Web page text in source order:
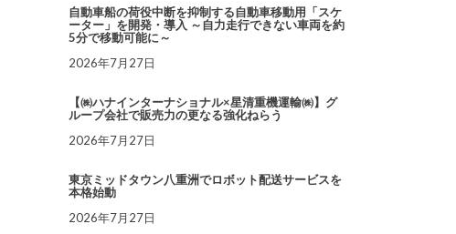
自動車船の荷役中断を抑制する自動車移動用「スケ
ーター」を開発・導入 ～自力走行できない車両を約
5分で移動可能に～
2026年7月27日
【㈱ハナインターナショナル×星清重機運輸㈱】グ
ループ会社で販売力の更なる強化ねらう
2026年7月27日
東京ミッドタウン八重洲でロボット配送サービスを
本格始動
2026年7月27日